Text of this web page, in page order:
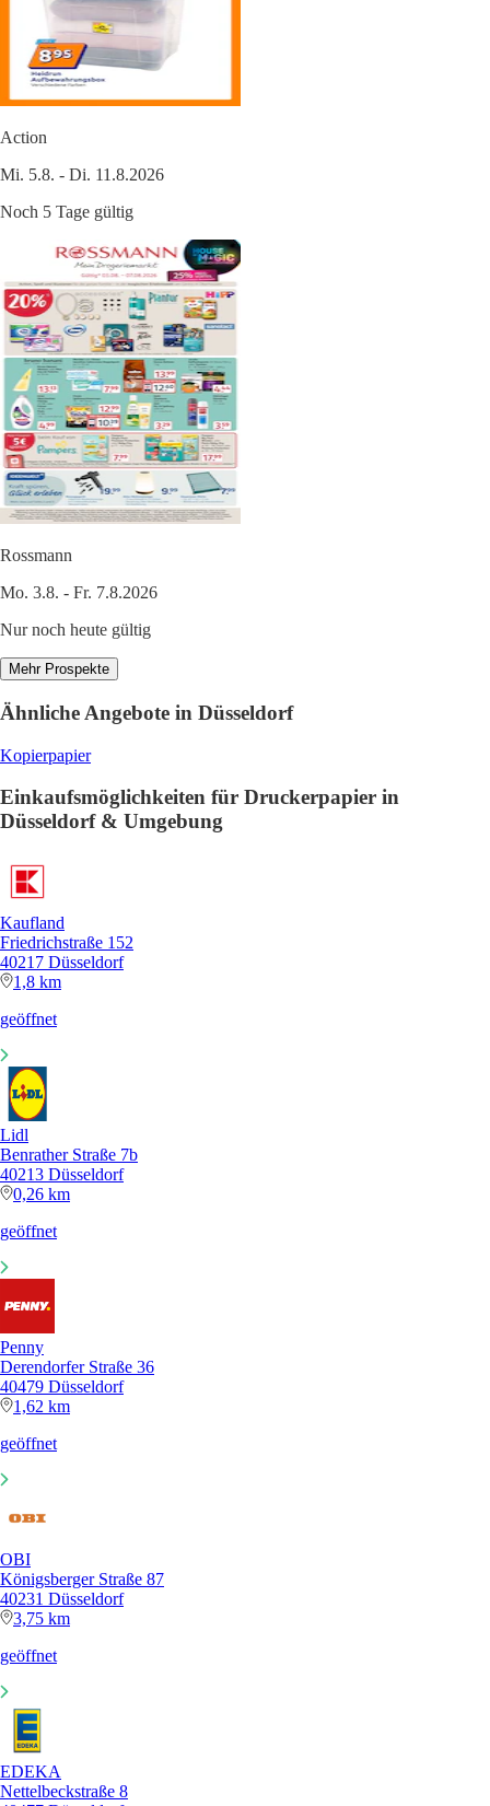
Action
Mi. 5.8. - Di. 11.8.2026
Noch 5 Tage gültig
Rossmann
Mo. 3.8. - Fr. 7.8.2026
Nur noch heute gültig
Mehr Prospekte
Ähnliche Angebote in Düsseldorf
Kopierpapier
Einkaufsmöglichkeiten für Druckerpapier in
Düsseldorf & Umgebung
Kaufland
Friedrichstraße 152
40217 Düsseldorf
1,8 km
geöffnet
Lidl
Benrather Straße 7b
40213 Düsseldorf
0,26 km
geöffnet
Penny
Derendorfer Straße 36
40479 Düsseldorf
1,62 km
geöffnet
OBI
Königsberger Straße 87
40231 Düsseldorf
3,75 km
geöffnet
EDEKA
Nettelbeckstraße 8